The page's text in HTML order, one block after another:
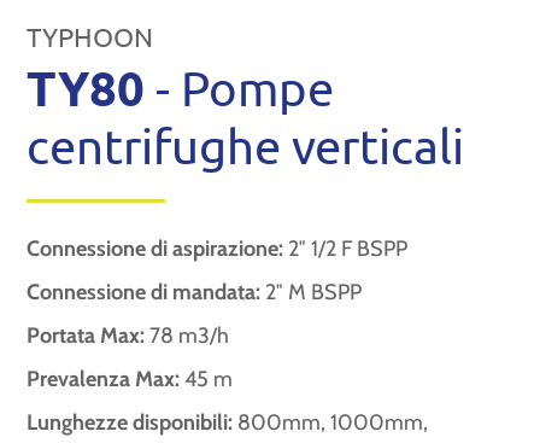
TYPHOON
TY80 - Pompe
centrifughe verticali
Connessione di aspirazione: 2″ 1/2 F BSPP
Connessione di mandata: 2″ M BSPP
Portata Max:78 m3/h
Prevalenza Max:45 m
Lunghezze disponibili: 800mm, 1000mm,